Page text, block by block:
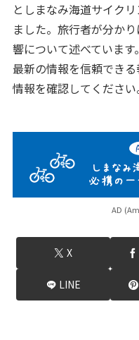
としまなみ海道サイク
ました。旅行者が分か
響について述べていま
最新の情報を信頼でき
情報を確認してください
AD
X
LINE